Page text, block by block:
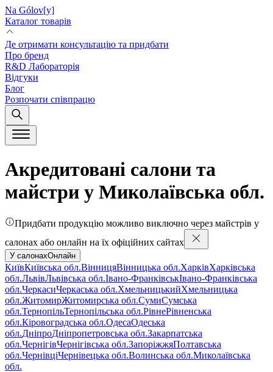
Na Gólov[y]
Каталог товарів
Де отримати консультацію та придбати
Про бренд
R&D Лабораторія
Відгуки
Блог
Розпочати співпрацю
Акредитовані салони та
майстри у Миколаївська обл.
Придбати продукцію можливо виключно через майстрів у
салонах або онлайн на їх офіційних сайтах
У салонахОнлайн
КиївКиївська обл.ВінницяВінницька обл.ХарківХарківська
обл.ЛьвівЛьвівська обл.Івано-ФранківськІвано-Франківська
обл.ЧеркасиЧеркаська обл.ХмельницькийХмельницька
обл.ЖитомирЖитомирська обл.СумиСумська
обл.ТернопільТернопільська обл.РівнеРівненська
обл.Кіровоградська обл.ОдесаОдеська
обл.ДніпроДніпропетровська обл.Закарпатська
обл.ЧернігівЧернігівська обл.ЗапоріжжяПолтавська
обл.ЧернівціЧернівецька обл.Волинська обл.Миколаївська
обл.